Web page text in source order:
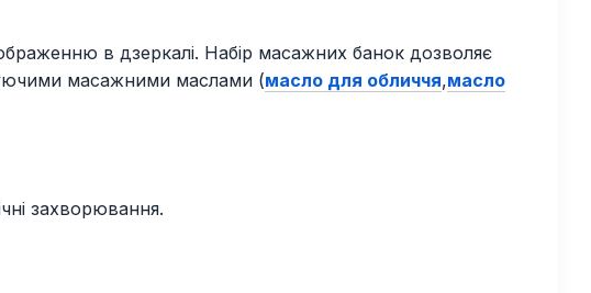
в дзеркалі. Набір масажних банок дозволяє
масажними маслами (масло для обличчя,масло
захворювання.